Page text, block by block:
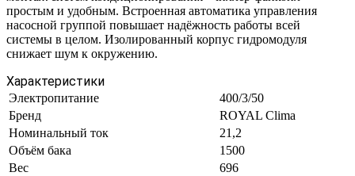
простым и удобным. Встроенная автоматика управления
насосной группой повышает надёжность работы всей
системы в целом. Изолированный корпус гидромодуля
снижает шум к окружению.
Характеристики
Электропитание
400/3/50
Бренд
ROYAL Clima
Номинальный ток
21,2
Объём бака
1500
Вес
696